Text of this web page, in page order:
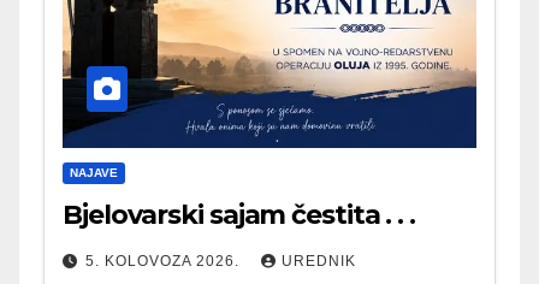
NAJAVE
Bjelovarski sajam čestita . . .
5. KOLOVOZA 2026. UREDNIK